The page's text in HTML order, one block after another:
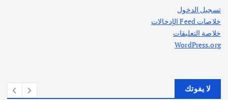
تسجيل الدخول
خلاصات Feed الإدخالات
خلاصة التعليقات
WordPress.org
لا يفوتك